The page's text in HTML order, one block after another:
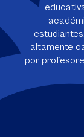
altamente
por